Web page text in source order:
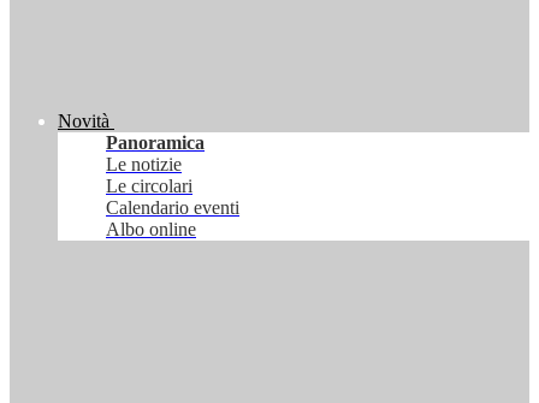
Novità
Panoramica
Le notizie
Le circolari
Calendario eventi
Albo online